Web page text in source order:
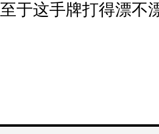
至于这手牌打得漂不